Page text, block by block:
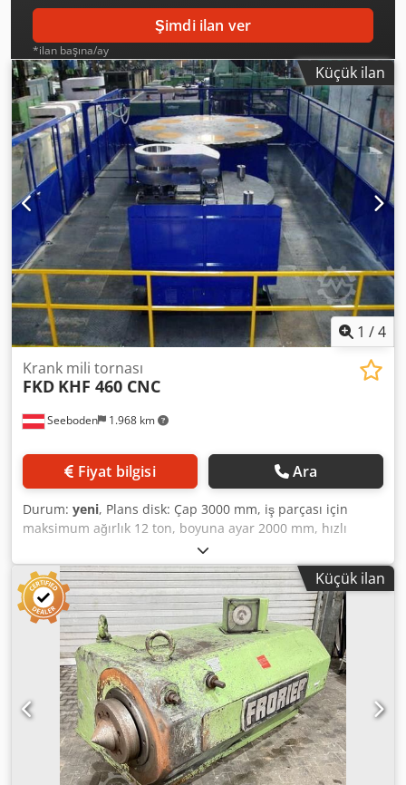
Şimdi ilan ver
*ilan başına/ay
Küçük ilan
1 /4
Seeboden 1.968 km
Krank mili tornası
FKD KHF 460 CNC
Fiyat bilgisi Ara
Durum: yeni, Plans disk: Çap 3000 mm, iş parçası için
maksimum ağırlık 12 ton, boyuna ayar 2000 mm, hızlı
ilerleme 10000 mm/dak, kademesiz besleme 0 - 5000
mm/dak, plans diskte maksimum tork 50000 Nm, devir
sayısı - kademesiz olarak ayarlanabilir 0 - 80 dev/dak. Freze
ünitesi: Freze çapı 4600 mm, frez oluğu derinliği 1300 mm,
freze makinesi eksenel ayarı 320 mm, freze milinin eksenel
ayar hızı 0,5-140 mm/dak, freze pozisyonlama hassasiyeti
0,1 derece; devir sayısı kademesiz ayarlanabilir 0,0 - 10
dev/dak, frezede maksimum tork 315000 Nm. Üretim
AB'de. Cedewy Rxkopfx Af Eorf
Küçük ilan